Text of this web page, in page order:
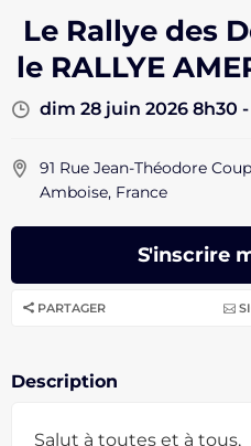
Le Rallye des
le RALLYE
dim 28 juin 2026 8h30 -
91 Rue Jean-Théodore
Amboise, France
S'inscrire
PARTAGER
Description
Salut à toutes et à tous,